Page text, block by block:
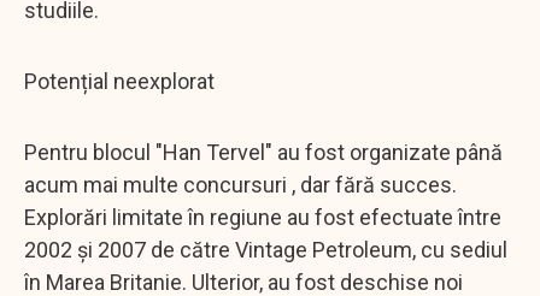
studiile.
Potențial neexplorat
Pentru blocul "Han Tervel" au fost organizate până
acum mai multe concursuri , dar fără succes.
Explorări limitate în regiune au fost efectuate între
2002 și 2007 de către Vintage Petroleum, cu sediul
în Marea Britanie. Ulterior, au fost deschise noi